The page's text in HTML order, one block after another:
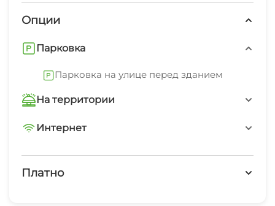
можно будет на парковке рядом. Чтобы
путешествие было не только приятным, но и
удобным, гости могут заказать трансфер.
Гостям доступны и другие услуги. Например,
прачечная и индивидуальная регистрация
Опции
Парковка
Парковка на улице перед зданием
На территории
Трансфер платно
Интернет
Wi-Fi интернет на всей территории
Платно